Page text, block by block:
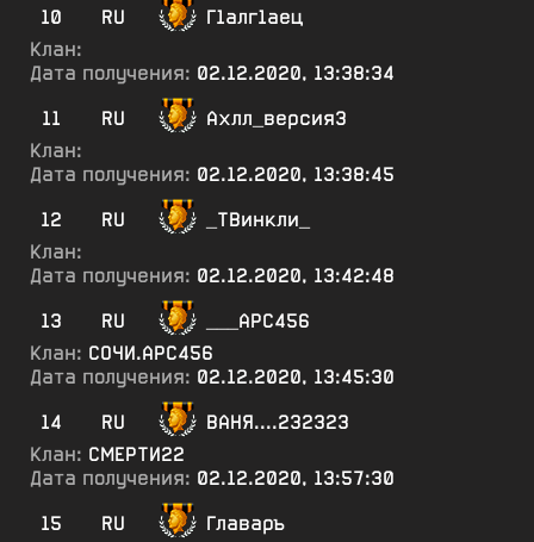
10
RU
Г1алг1аец
Клан:
Дата получения: 02.12.2020, 13:38:34
11
RU
Ахлл_версия3
Клан:
Дата получения: 02.12.2020, 13:38:45
12
RU
_ТВинкли_
Клан:
Дата получения: 02.12.2020, 13:42:48
13
RU
___АРС456
Клан: СОЧИ.АРС456
Дата получения: 02.12.2020, 13:45:30
14
RU
ВАНЯ....232323
Клан: СМЕРТИ22
Дата получения: 02.12.2020, 13:57:30
15
RU
Главаръ